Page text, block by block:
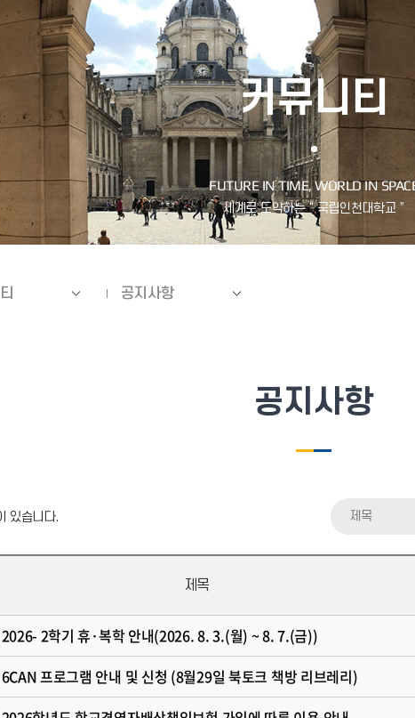
커뮤니티
공지사항
공지사항
있습니다. 제목
제목
2학기 휴·복학 안내(2026. 8. 3.(월) ~ 8. 7.(금))
프로그램 안내 및 신청 (8월29일 북토크 책방 리브레리)